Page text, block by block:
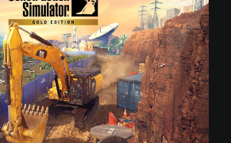
l
d
E
d
i
t
i
o
n